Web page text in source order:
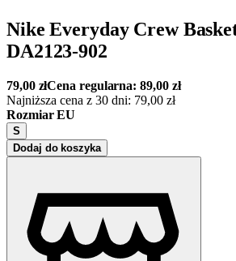
Nike Everyday Crew
DA2123-902
79,00 złCena regularna:89,00 zł
Najniższa cena z 30 dni: 79,00 zł
Rozmiar EU
S
Dodaj do koszyka